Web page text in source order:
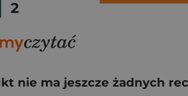
2
nie ma jeszcze żadnych